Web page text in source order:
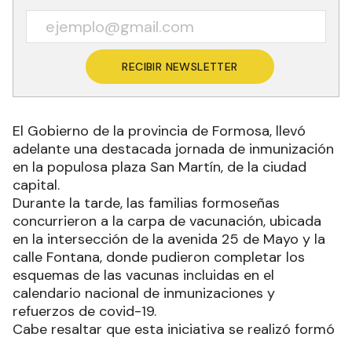
RECIBIR NEWSLETTER
El Gobierno de la provincia de Formosa, llevó
adelante una destacada jornada de inmunización
en la populosa plaza San Martín, de la ciudad
capital.
Durante la tarde, las familias formoseñas
concurrieron a la carpa de vacunación, ubicada
en la intersección de la avenida 25 de Mayo y la
calle Fontana, donde pudieron completar los
esquemas de las vacunas incluidas en el
calendario nacional de inmunizaciones y
refuerzos de covid-19.
Cabe resaltar que esta iniciativa se realizó formó